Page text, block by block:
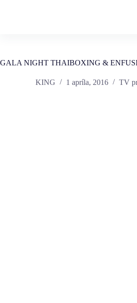
GALA NIGHT THAIBOXING &
KING 1 apríla, 2016 TV